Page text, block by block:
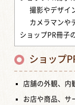
撮影やデザイ
カメラマンや
ショップPR冊子
ショップ
店舗の外観、内
お店や商品、サ